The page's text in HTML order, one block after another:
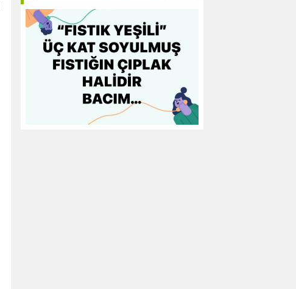
10 Gaziantep FK 0 0
Gençlerbirliği 0 0
Göztepe 0 0
Başakşehir FK
Kasımpaşa
0
0
0